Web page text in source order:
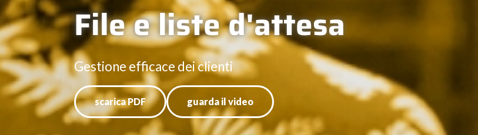
File e liste d'attesa
Gestione efficace dei clienti
scarica PDF guarda il video